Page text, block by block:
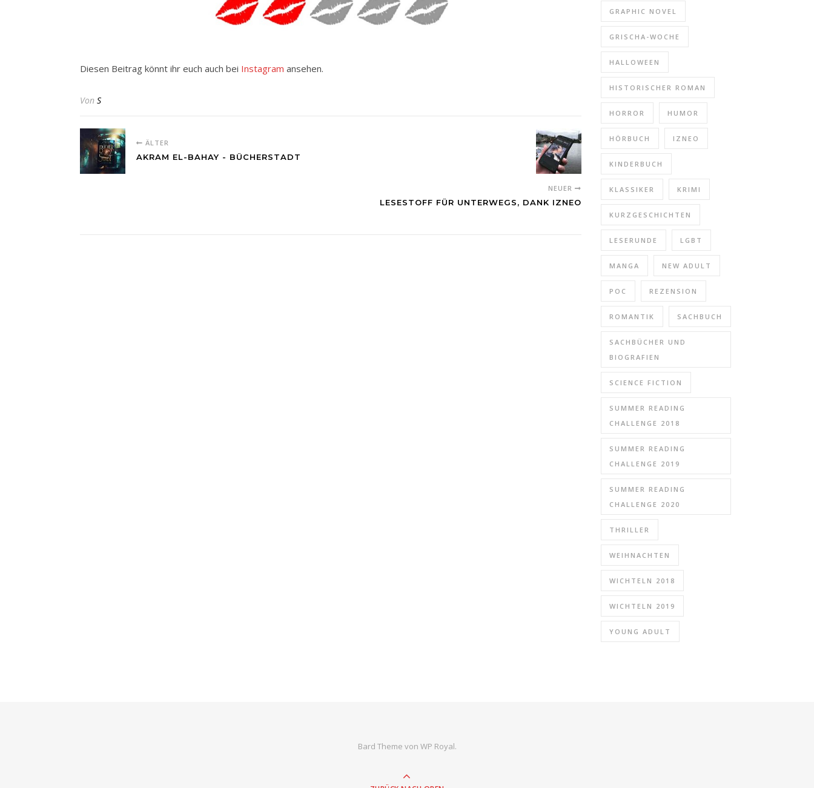
Diesen Beitrag könnt ihr euch auch bei Instagram ansehen.
Von S
ÄLTER
AKRAM EL-BAHAY - BÜCHERSTADT
NEUER
LESESTOFF FÜR UNTERWEGS, DANK IZNEO
GRAPHIC NOVEL
GRISCHA-WOCHE
HALLOWEEN
HISTORISCHER ROMAN
HORROR HUMOR
HÖRBUCH IZNEO
KINDERBUCH
KLASSIKER KRIMI
KURZGESCHICHTEN
LESERUNDE LGBT
MANGA NEW ADULT
POC REZENSION
ROMANTIK SACHBUCH
SACHBÜCHER UND
BIOGRAFIEN
SCIENCE FICTION
SUMMER READING
CHALLENGE 2018
SUMMER READING
CHALLENGE 2019
SUMMER READING
CHALLENGE 2020
THRILLER
WEIHNACHTEN
WICHTELN 2018
WICHTELN 2019
YOUNG ADULT
Bard Theme von WP Royal.